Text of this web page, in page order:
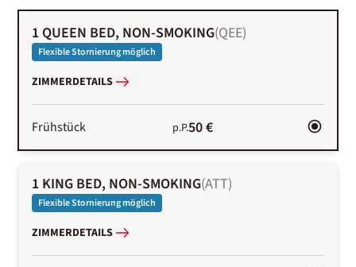
1 QUEEN BED, NON-SMOKING(QEE)
Flexible Stornierung möglich
ZIMMERDETAILS
Frühstück p.P.50 €
1 KING BED, NON-SMOKING(ATT)
Flexible Stornierung möglich
ZIMMERDETAILS